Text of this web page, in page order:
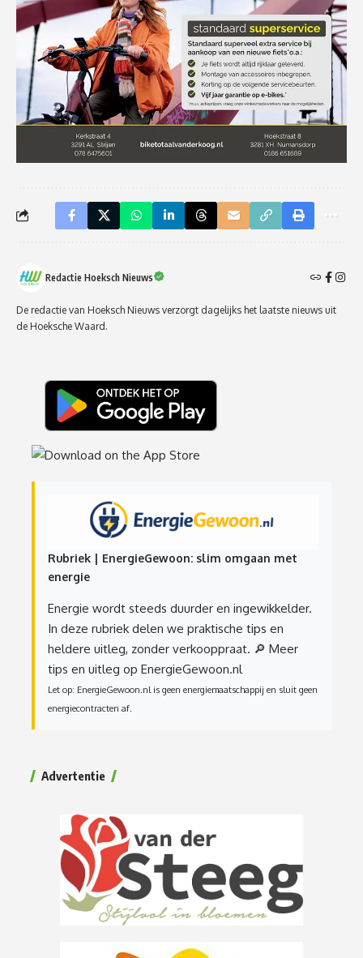
Redactie Hoeksch Nieuws
De redactie van Hoeksch Nieuws verzorgt dagelijks het laatste nieuws uit
de Hoeksche Waard.
Rubriek | EnergieGewoon: slim omgaan met
energie
Energie wordt steeds duurder en ingewikkelder.
In deze rubriek delen we praktische tips en
heldere uitleg, zonder verkooppraat. 🔎 Meer
tips en uitleg op EnergieGewoon.nl
Let op: EnergieGewoon.nl is geen energiemaatschappij en sluit geen
energiecontracten af.
Advertentie